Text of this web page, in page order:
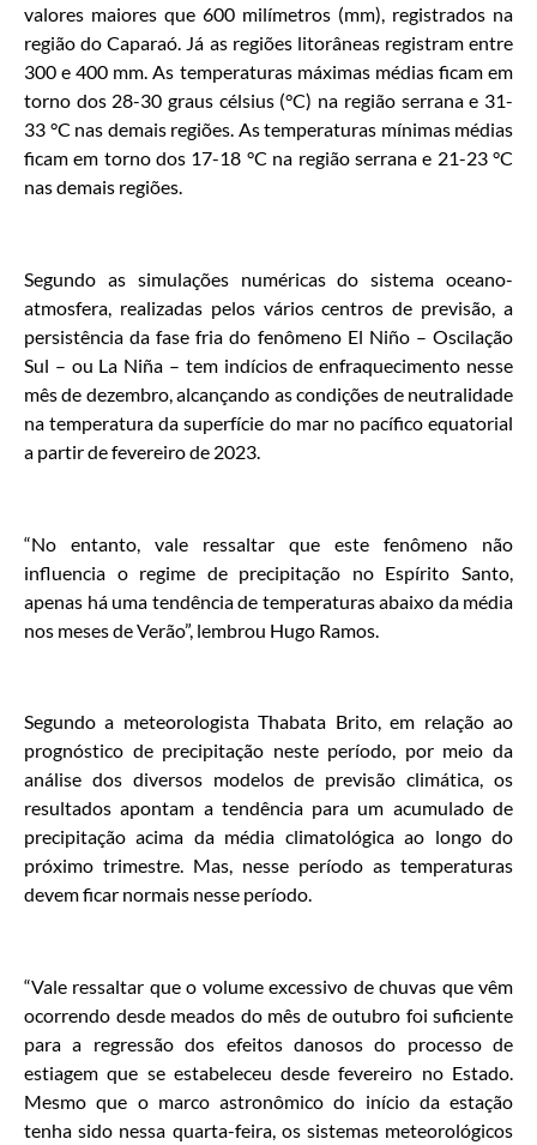
valores maiores que 600 milímetros (mm), registrados na
região do Caparaó. Já as regiões litorâneas registram entre
300 e 400 mm. As temperaturas máximas médias ficam em
torno dos 28-30 graus célsius (°C) na região serrana e 31-
33 °C nas demais regiões. As temperaturas mínimas médias
ficam em torno dos 17-18 °C na região serrana e 21-23 °C
nas demais regiões.
Segundo as simulações numéricas do sistema oceano-
atmosfera, realizadas pelos vários centros de previsão, a
persistência da fase fria do fenômeno El Niño – Oscilação
Sul – ou La Niña – tem indícios de enfraquecimento nesse
mês de dezembro, alcançando as condições de neutralidade
na temperatura da superfície do mar no pacífico equatorial
a partir de fevereiro de 2023.
“No entanto, vale ressaltar que este fenômeno não
influencia o regime de precipitação no Espírito Santo,
apenas há uma tendência de temperaturas abaixo da média
nos meses de Verão”, lembrou Hugo Ramos.
Segundo a meteorologista Thabata Brito, em relação ao
prognóstico de precipitação neste período, por meio da
análise dos diversos modelos de previsão climática, os
resultados apontam a tendência para um acumulado de
precipitação acima da média climatológica ao longo do
próximo trimestre. Mas, nesse período as temperaturas
devem ficar normais nesse período.
“Vale ressaltar que o volume excessivo de chuvas que vêm
ocorrendo desde meados do mês de outubro foi suficiente
para a regressão dos efeitos danosos do processo de
estiagem que se estabeleceu desde fevereiro no Estado.
Mesmo que o marco astronômico do início da estação
tenha sido nessa quarta-feira, os sistemas meteorológicos